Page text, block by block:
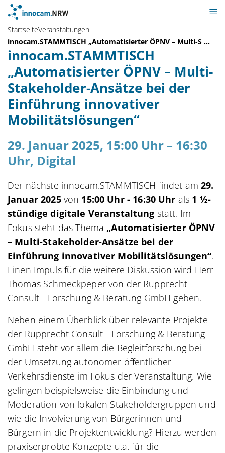
StartseiteVeranstaltungen
innocam.STAMMTISCH „Automatisierter ÖPNV – Multi-S ...
innocam.STAMMTISCH
„Automatisierter ÖPNV – Multi-
Stakeholder-Ansätze bei der
Einführung innovativer
Mobilitätslösungen“
29. Januar 2025, 15:00 Uhr – 16:30
Uhr, Digital
Der nächste innocam.STAMMTISCH findet am29.
Januar 2025 von 15:00 Uhr - 16:30 Uhr als 1 ½-
stündige digitale Veranstaltung statt. Im
Fokus steht das Thema „Automatisierter ÖPNV
– Multi-Stakeholder-Ansätze bei der
Einführung innovativer Mobilitätslösungen“.
Einen Impuls für die weitere Diskussion wird Herr
Thomas Schmeckpeper von der Rupprecht
Consult - Forschung & Beratung GmbH geben.
Neben einem Überblick über relevante Projekte
der Rupprecht Consult - Forschung & Beratung
GmbH steht vor allem die Begleitforschung bei
der Umsetzung autonomer öffentlicher
Verkehrsdienste im Fokus der Veranstaltung. Wie
gelingen beispielsweise die Einbindung und
Moderation von lokalen Stakeholdergruppen und
wie die Involvierung von Bürgerinnen und
Bürgern in die Projektentwicklung? Hierzu werden
praxiserprobte Konzepte u.a. für die